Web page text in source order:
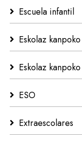
Escuela infantil
Eskolaz
Eskolaz
ESO
Extraescolares